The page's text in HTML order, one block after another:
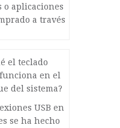
o aplicaciones
a través
el teclado
en el
del sistema?
USB en
se ha hecho